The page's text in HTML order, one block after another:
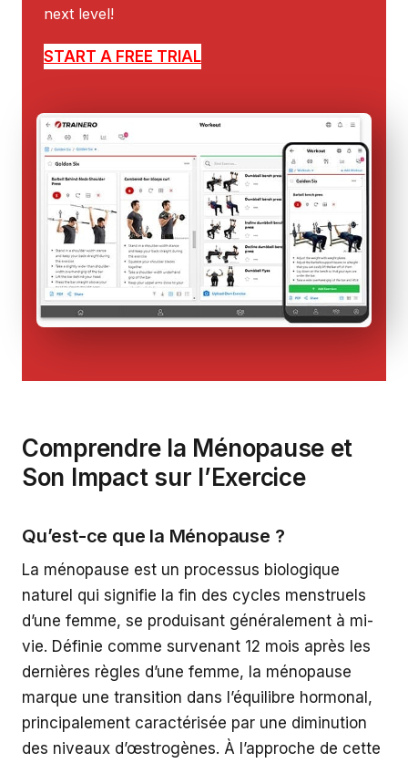
next level!
START A FREE TRIAL
Comprendre la Ménopause et
Son Impact sur l’Exercice
Qu’est-ce que la Ménopause ?
La ménopause est un processus biologique
naturel qui signifie la fin des cycles menstruels
d’une femme, se produisant généralement à mi-
vie. Définie comme survenant 12 mois après les
dernières règles d’une femme, la ménopause
marque une transition dans l’équilibre hormonal,
principalement caractérisée par une diminution
des niveaux d’œstrogènes. À l’approche de cette